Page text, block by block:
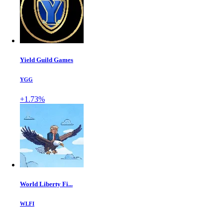
Yield Guild Games
YGG
+1.73%
World Liberty Fi...
WLFI